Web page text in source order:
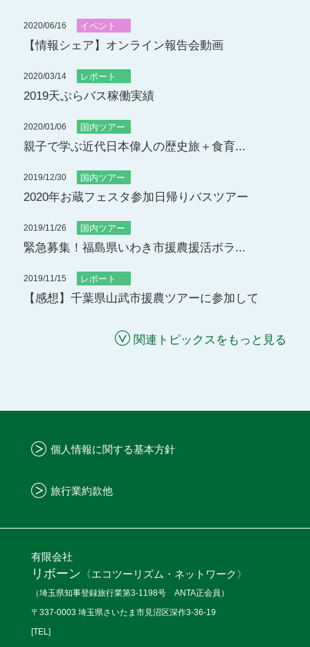
2020/06/16 イベント
【情報シェア】オンライン報告会動画
2020/03/14 レポート
2019天ぷらバス稼働実績
2020/01/06 国内ツアー
親子で学ぶ近代日本偉人の歴史旅＋食育...
2019/12/30 国内ツアー
2020年お蔵フェスタ参加日帰りバスツアー
2019/11/26 国内ツアー
緊急募集！福島県いわき市援農援活ボラ...
2019/11/15 レポート
【感想】千葉県山武市援農ツアーに参加して
関連トピックスをもっと見る
個人情報に関する基本方針
旅行業約款他
有限会社
リボーン 〈エコツーリズム・ネットワーク〉
（埼玉県知事登録旅行業第3-1198号 ANTA正会員）
〒337-0003 埼玉県さいたま市見沼区深作3-36-19
[TEL]